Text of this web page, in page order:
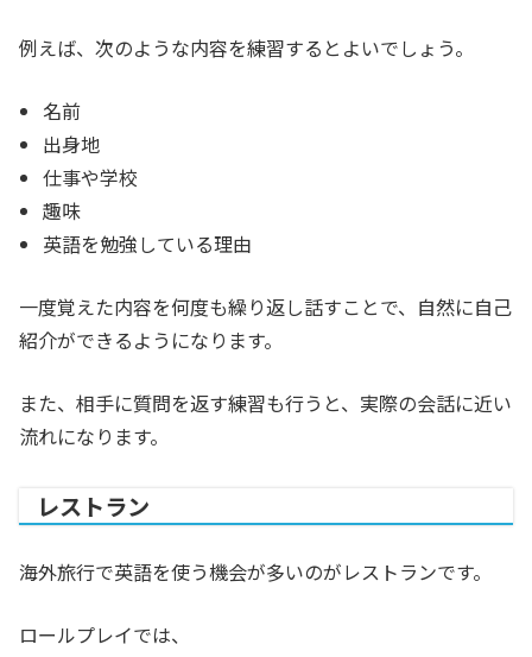
例えば、次のような内容を練習するとよいでしょう。
名前
出身地
仕事や学校
趣味
英語を勉強している理由
一度覚えた内容を何度も繰り返し話すことで、自然に自己
紹介ができるようになります。
また、相手に質問を返す練習も行うと、実際の会話に近い
流れになります。
レストラン
海外旅行で英語を使う機会が多いのがレストランです。
ロールプレイでは、